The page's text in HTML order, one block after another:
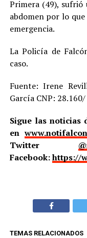
Primera (49), sufrió
abdomen por lo
emergencia.
La Policía de
caso.
Fuente: Irene
García CNP:
Sigue las noticias
en
Twitter
Facebook:https://
TEMAS RELACIONADOS